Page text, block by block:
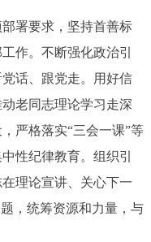
署要求，坚持首善标
作。不断强化政治引
话、跟党走。用好信
老同志理论学习走深
严格落实“三会一课”等
性纪律教育。组织引
理论宣讲、关心下一
，统筹资源和力量，与